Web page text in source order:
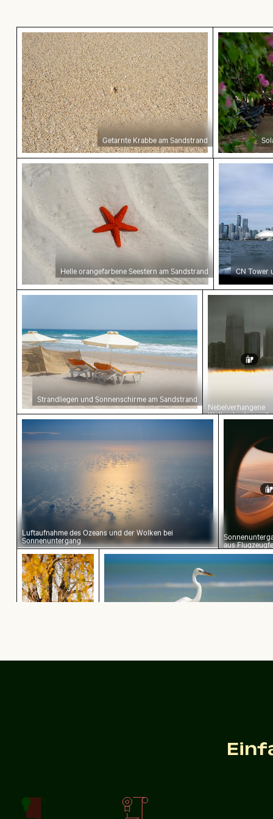
Getarnte Krabbe am Sandstrand
Getarnte Krabbe am Sandstrand
Helle orangefarbene Seestern am Sandstrand
Helle orangefarbene Seestern am Sandstrand
CN
CN Tower
Strandliegen und Sonnenschirme am
Strandliegen und Sonnenschirme am Sandstrand
Nebelverhangene
Wolkenkratzer mit
Filmeffekt
Luftaufnahme des Ozeans und der Wolken bei
Luftaufnahme des Ozeans und der Wolken bei
Sonnenuntergang aus
Herbstliche Birken am Hahneberg in Berlin im
Eleganter Reiher am sonnigen